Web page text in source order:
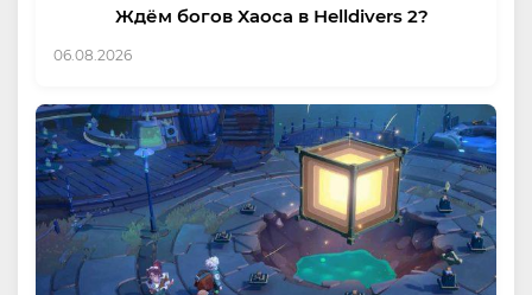
Ждём богов Хаоса в Helldivers 2?
06.08.2026